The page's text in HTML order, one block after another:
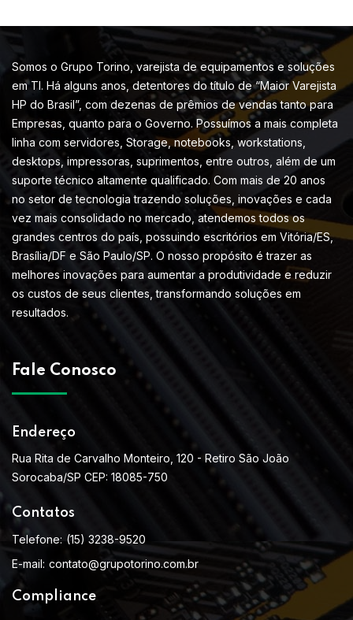
Somos o Grupo Torino, varejista de equipamentos e soluções
em TI. Há alguns anos, detentores do título de “Maior Varejista
HP do Brasil”, com dezenas de prêmios de vendas tanto para
Empresas, quanto para o Governo. Possuímos a mais completa
linha com servidores, Storage, notebooks, workstations,
desktops, impressoras, suprimentos, entre outros, além de um
suporte técnico altamente qualificado. Com mais de 20 anos
no setor de tecnologia trazendo soluções, inovações e cada
vez mais consolidado no mercado, atendemos todos os
grandes centros do país, possuindo escritórios em Vitória/ES,
Brasília/DF e São Paulo/SP. O nosso propósito é trazer as
melhores inovações para aumentar a produtividade e reduzir
os custos de seus clientes, transformando soluções em
resultados.
Fale Conosco
Endereço
Rua Rita de Carvalho Monteiro, 120 - Retiro São João
Sorocaba/SP CEP: 18085-750
Contatos
Telefone: (15) 3238-9520
E-mail: contato@grupotorino.com.br
Compliance